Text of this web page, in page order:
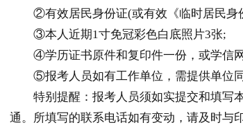
②有效居民身份证(或有效《临时居民身
③本人近期1寸免冠彩色白底照片3张;
④学历证书原件和复印件一份，或学信网
⑤报考人员如有工作单位，需提供单位同
特别提醒：报考人员须如实提交和填写本
通。所填写的联系电话如有变动，请及时与